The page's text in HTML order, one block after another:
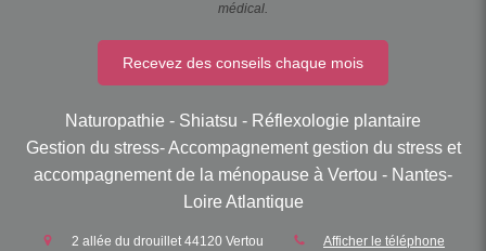
médical.
Recevez des conseils chaque mois
Naturopathie - Shiatsu - Réflexologie plantaire
Gestion du stress- Accompagnement gestion du stress et
accompagnement de la ménopause à Vertou - Nantes-
Loire Atlantique
2 allée du drouillet 44120 Vertou
Afficher le téléphone